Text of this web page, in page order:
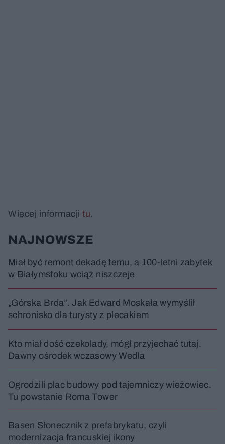
Więcej informacji tu.
NAJNOWSZE
Miał być remont dekadę temu, a 100-letni zabytek
w Białymstoku wciąż niszczeje
„Górska Brda”. Jak Edward Moskała wymyślił
schronisko dla turysty z plecakiem
Kto miał dość czekolady, mógł przyjechać tutaj.
Dawny ośrodek wczasowy Wedla
Ogrodzili plac budowy pod tajemniczy wieżowiec.
Tu powstanie Roma Tower
Basen Słonecznik z prefabrykatu, czyli
modernizacja francuskiej ikony